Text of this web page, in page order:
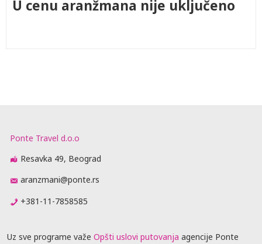
U cenu aranžmana nije uključeno
Ponte Travel d.o.o
Resavka 49, Beograd
aranzmani@ponte.rs
+381-11-7858585
Uz sve programe važe Opšti uslovi putovanja agencije Ponte